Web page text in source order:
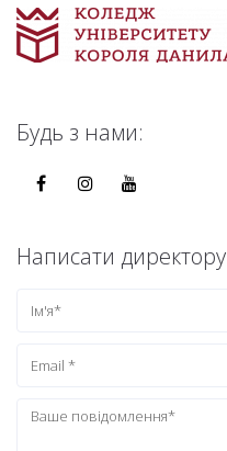
Будь з нами:
Написати директору